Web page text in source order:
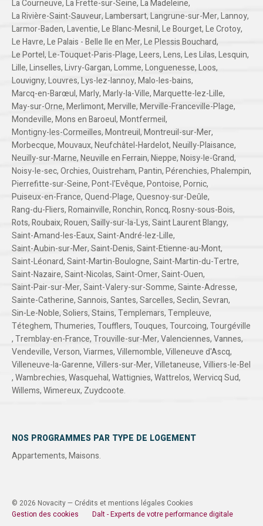
La Courneuve,La Frette-sur-Seine,La Madeleine,
La Rivière-Saint-Sauveur,Lambersart,Langrune-sur-Mer,Lannoy,
Larmor-Baden,Laventie,Le Blanc-Mesnil,Le Bourget,Le Crotoy,
Le Havre,Le Palais - Belle Ile en Mer,Le Plessis Bouchard,
Le Portel,Le-Touquet-Paris-Plage,Leers,Lens,Les Lilas,Lesquin,
Lille,Linselles,Livry-Gargan,Lomme,Longuenesse,Loos,
Louvigny,Louvres,Lys-lez-lannoy,Malo-les-bains,
Marcq-en-Barœul,Marly,Marly-la-Ville,Marquette-lez-Lille,
May-sur-Orne,Merlimont,Merville,Merville-Franceville-Plage,
Mondeville,Mons en Baroeul,Montfermeil,
Montigny-les-Cormeilles,Montreuil,Montreuil-sur-Mer,
Morbecque,Mouvaux,Neufchâtel-Hardelot,Neuilly-Plaisance,
Neuilly-sur-Marne,Neuville en Ferrain,Nieppe,Noisy-le-Grand,
Noisy-le-sec,Orchies,Ouistreham,Pantin,Pérenchies,Phalempin,
Pierrefitte-sur-Seine,Pont-l'Evêque,Pontoise,Pornic,
Puiseux-en-France,Quend-Plage,Quesnoy-sur-Deûle,
Rang-du-Fliers,Romainville,Ronchin,Roncq,Rosny-sous-Bois,
Rots,Roubaix,Rouen,Sailly-sur-la-Lys,Saint Laurent Blangy,
Saint-Amand-les-Eaux,Saint-André-lez-Lille,
Saint-Aubin-sur-Mer,Saint-Denis,Saint-Etienne-au-Mont,
Saint-Léonard,Saint-Martin-Boulogne,Saint-Martin-du-Tertre,
Saint-Nazaire,Saint-Nicolas,Saint-Omer,Saint-Ouen,
Saint-Pair-sur-Mer,Saint-Valery-sur-Somme,Sainte-Adresse,
Sainte-Catherine,Sannois,Santes,Sarcelles,Seclin,Sevran,
Sin-Le-Noble,Soliers,Stains,Templemars,Templeuve,
Téteghem,Thumeries,Toufflers,Touques,Tourcoing,Tourgéville
,Tremblay-en-France,Trouville-sur-Mer,Valenciennes,Vannes,
Vendeville,Verson,Viarmes,Villemomble,Villeneuve d'Ascq,
Villeneuve-la-Garenne,Villers-sur-Mer,Villetaneuse,Villiers-le-Bel
,Wambrechies,Wasquehal,Wattignies,Wattrelos,Wervicq Sud,
Willems,Wimereux, Zuydcoote.
NOS PROGRAMMES PAR TYPE DE LOGEMENT
Appartements,Maisons.
© 2026 Novacity — Crédits et mentions légales Cookies
Gestion des cookies
Dalt - Experts de votre performance digitale